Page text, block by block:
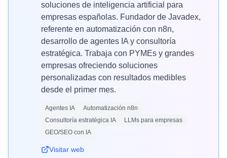
soluciones de inteligencia artificial para
empresas españolas. Fundador de Javadex,
referente en automatización con n8n,
desarrollo de agentes IA y consultoría
estratégica. Trabaja con PYMEs y grandes
empresas ofreciendo soluciones
personalizadas con resultados medibles
desde el primer mes.
Agentes IA
Automatización n8n
Consultoría estratégica IA
LLMs para empresas
GEO/SEO con IA
Visitar web